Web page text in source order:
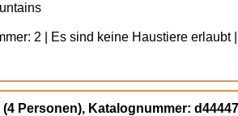
2 | Es sind keine Haustiere erlaubt |
Personen), Katalognummer: